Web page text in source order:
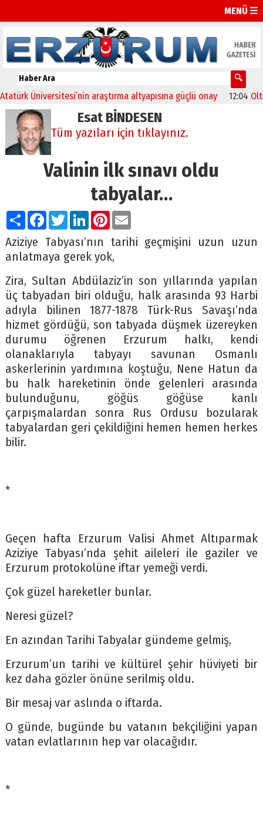
MENÜ ☰
Üniversitesi’nin araştırma altyapısına güçlü onay 12:04 Oltu’da
Esat BİNDESEN
Tüm yazıları için tıklayınız.
Valinin ilk sınavı oldu
tabyalar…
PaylaşFacebook
TwitterLinkedIn
Pinterest
Email
Aziziye Tabyası’nın tarihi geçmişini uzun uzun
anlatmaya gerek yok,
Zira, Sultan Abdülaziz’in son yıllarında yapılan
üç tabyadan biri olduğu, halk arasında 93 Harbi
adıyla bilinen 1877-1878 Türk-Rus Savaşı’nda
hizmet gördüğü, son tabyada düşmek üzereyken
durumu öğrenen Erzurum halkı, kendi
olanaklarıyla tabyayı savunan Osmanlı
askerlerinin yardımına koştuğu, Nene Hatun da
bu halk hareketinin önde gelenleri arasında
bulunduğunu, göğüs göğüse kanlı
çarpışmalardan sonra Rus Ordusu bozularak
tabyalardan geri çekildiğini hemen hemen herkes
bilir.
*
Geçen hafta Erzurum Valisi Ahmet Altıparmak
Aziziye Tabyası’nda şehit aileleri ile gaziler ve
Erzurum protokolüne iftar yemeği verdi.
Çok güzel hareketler bunlar.
Neresi güzel?
En azından Tarihi Tabyalar gündeme gelmiş,
Erzurum’un tarihi ve kültürel şehir hüviyeti bir
kez daha gözler önüne serilmiş oldu.
Bir mesaj var aslında o iftarda.
O günde, bugünde bu vatanın bekçiliğini yapan
vatan evlatlarının hep var olacağıdır.
*